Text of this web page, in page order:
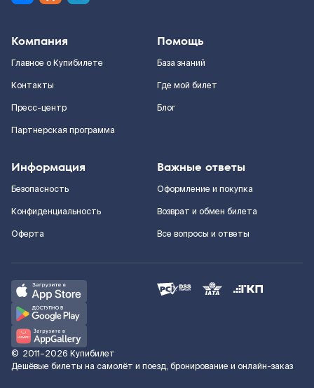
Компания
Главное о Купибилете
Контакты
Пресс-центр
Партнерская программа
Помощь
База знаний
Где мой билет
Блог
Информация
Безопасность
Конфиденциальность
Оферта
Важные ответы
Оформление и покупка
Возврат и обмен билета
Все вопросы и ответы
© 2011–2026 Купибилет
Дешёвые билеты на самолёт и поезд, бронирование и онлайн-заказ